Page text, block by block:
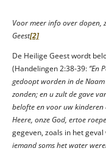
Voor meer info over dopen,
Geest[2]
De Heilige Geest wordt
(Handelingen 2:38-39:
gedoopt worden in de
zonden; en u zult de gave
belofte en voor uw kinderen
Heere, onze God, ertoe
gegeven, zoals in het
iemand soms het water